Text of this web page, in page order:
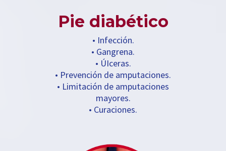
Pie diabético
• Infección.
• Gangrena.
• ÚIceras.
• Prevención de amputaciones.
• Limitación de amputaciones
mayores.
• Curaciones.